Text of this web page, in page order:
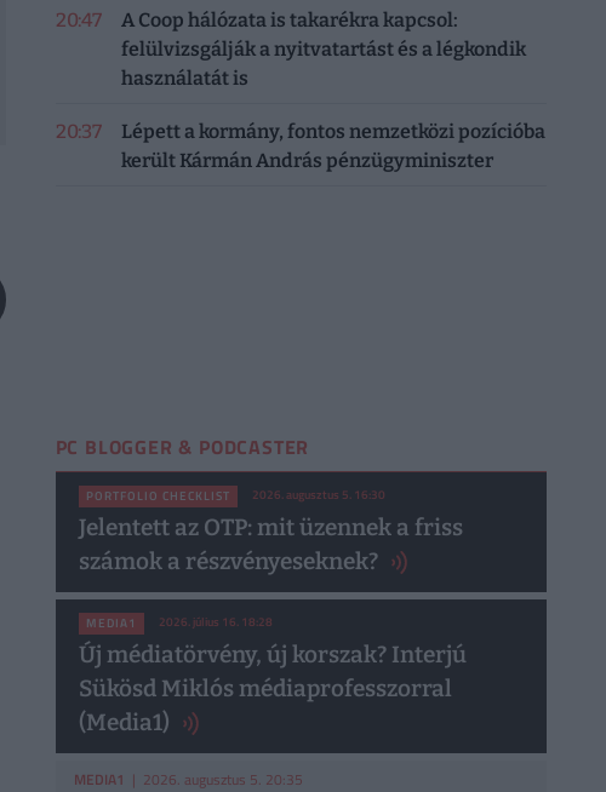
20:47
A Coop hálózata is takarékra kapcsol:
felülvizsgálják a nyitvatartást és a légkondik
használatát is
20:37
Lépett a kormány, fontos nemzetközi pozícióba
került Kármán András pénzügyminiszter
PC BLOGGER & PODCASTER
PORTFOLIO CHECKLIST 2026. augusztus 5. 16:30
Jelentett az OTP: mit üzennek a friss
számok a részvényeseknek?
MEDIA1 2026. július 16. 18:28
Új médiatörvény, új korszak? Interjú
Sükösd Miklós médiaprofesszorral
(Media1)
MEDIA1 | 2026. augusztus 5. 20:35